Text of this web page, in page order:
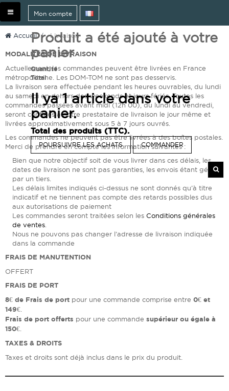
Mon compte
Produit a été ajouté à votre
panier
Quantité
Total
Il ya 1 article dans votre
panier.
Total des produits (TTC).
POURSUIVRE LES ACHATS COMMANDER
Basculer
la
Accueil > Livraison
MODALITÉS DE LIVRAISON
Actuellement, les commandes peuvent être livrées en France
métropolitaine. Les DOM-TOM ne sont pas desservis.
La livraison sera effectuée pendant les heures ouvrables, du lundi
au samedi en dehors des weekends et jours fériés. Toutes les
commandes passées avant midi (12h 00), du lundi au vendredi,
seront confiées à notre prestataire de livraison le jour même et
livrées approximativement sous 5 à 7 jours ouvrés.
Les commandes ne peuvent pas être livrées à des boîtes postales.
Merci de prendre en compte les information suivantes :
Bien que notre objectif soit de vous livrer dans ces délais, les
dates de livraison ne sont pas garanties, les envois étant gérés
par un tiers.
Les délais limites indiqués ci-dessus ne sont donnés qu’à titre
indicatif et ne tiennent pas compte des retards possibles dus
aux autorisations de paiement
Les commandes seront traitées selon les Conditions générales
de ventes
Nous ne pouvons pas changer l’adresse de livraison indiquée
dans la commande
FRAIS DE MANUTENTION
OFFERT
FRAIS DE PORT
8€ de Frais de port pour une commande comprise entre 0€ et
149€
Frais de port offerts pour une commande supérieur ou égale à
150€
TAXES & DROITS
Taxes et droits sont déjà inclus dans le prix du produit.